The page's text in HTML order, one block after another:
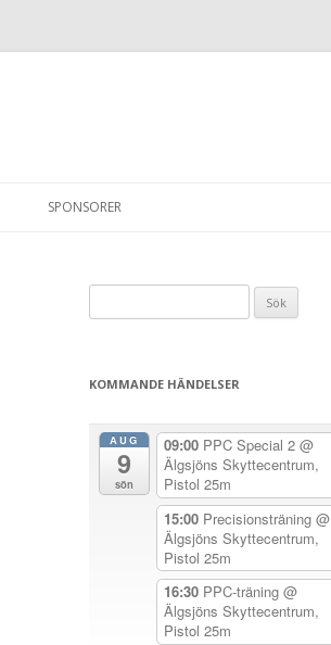
SPONSORER
efter:
KOMMANDE HÄNDELSER
AUG
9
sön
09:00 PPC Special 2 @
Älgsjöns Skyttecentrum,
Pistol 25m
15:00 Precisionsträning @
Älgsjöns Skyttecentrum,
Pistol 25m
16:30 PPC-träning @
Älgsjöns Skyttecentrum,
Pistol 25m